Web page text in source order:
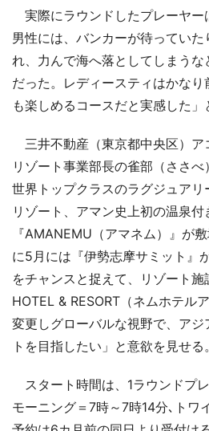
実際にラウンドしたプレーヤー
男性には、バンカーが待ってい
れ、力んで海へ落としてしまう
だった。レディースティはかな
も楽しめるコースだと実感した」
三井不動産（東京都中央区）ア
リゾート事業部長の雀部（ささ
世界トップクラスのラグジュア
リゾート、アマン史上初の温泉
『AMANEMU（アマネム）』が
に5月には『伊勢志摩サミット』
をチャンスと捉えて、リゾート
HOTEL & RESORT（ネムホテル
変更しグローバルな視野で、ア
トを目指したい」と意欲を見せる。
スタート時間は、1ラウンドプ
モーニング＝7時～7時14分､トワ